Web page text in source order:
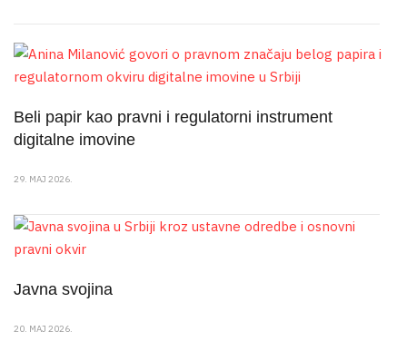
Beli papir kao pravni i regulatorni instrument
digitalne imovine
29. MAJ 2026.
Javna svojina
20. MAJ 2026.